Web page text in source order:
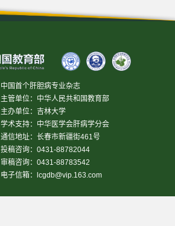
中国首个肝胆病专业杂志
主管单位：中华人民共和国教育部
主办单位：吉林大学
学术支持：中华医学会肝病学分会
通信地址：长春市新疆街461号
投稿咨询：0431-88782044
审稿咨询：0431-88783542
电子信箱：
lcgdb@vip.163.com